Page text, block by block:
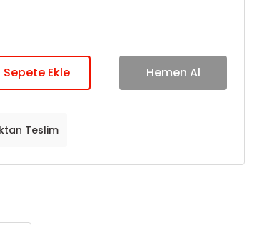
Sepete Ekle Hemen Al
Teslim